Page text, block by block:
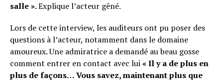
salle ».Explique l’acteur gêné.
Lors de cette interview, les auditeurs ont pu poser des
questions à l’acteur, notamment dans le domaine
amoureux. Une admiratrice a demandé au beau gosse
comment entrer en contact avec lui« Il y a de plus en
plus de façons… Vous savez, maintenant plus que